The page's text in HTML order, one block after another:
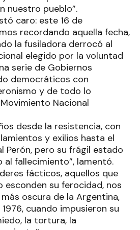
nuestro pueblo”.
caro: este 16 de
recordando aquella fecha,
la fusiladora derrocó al
elegido por la voluntad
serie de Gobiernos
democráticos con
y de todo lo
Nacional
desde la resistencia, con
y exilios hasta el
Perón, pero su frágil estado
al fallecimiento”, lamentó.
fácticos, aquellos que
esconden su ferocidad, nos
oscura de la Argentina,
cuando impusieron su
la tortura, la